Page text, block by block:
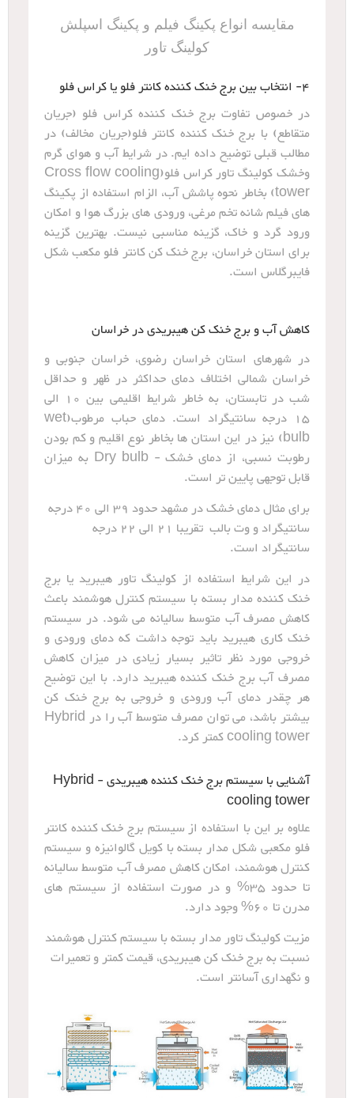
مقایسه انواع پکینگ فیلم و پکینگ اسپلش
کولینگ تاور
4- انتخاب بین برج خنک کننده کانتر فلو یا کراس فلو
در خصوص تفاوت برج خنک کننده کراس فلو (جریان
متقاطع) با برج خنک کننده کانتر فلو(جریان مخالف) در
مطالب قبلی توضیح داده ایم. در شرایط آب و هوای گرم
وخشک کولینگ تاور کراس فلو(Cross flow cooling
tower) بخاطر نحوه پاشش آب، الزام استفاده از پکینگ
های فیلم شانه تخم مرغی، ورودی های بزرگ هوا و امکان
ورود گرد و خاک، گزینه مناسبی نیست. بهترین گزینه
برای استان خراسان، برج خنک کن کانتر فلو مکعب شکل
فایبرگلاس است.
کاهش آب و برج خنک کن هیبریدی در خراسان
در شهرهای استان خراسان رضوی، خراسان جنوبی و
خراسان شمالی اختلاف دمای حداکثر در ظهر و حداقل
شب در تابستان، به خاطر شرایط اقلیمی بین 10 الی
15 درجه سانتیگراد است. دمای حباب مرطوب(wet
bulb) نیز در این استان ها بخاطر نوع اقلیم و کم بودن
رطوبت نسبی، از دمای خشک - Dry bulb به میزان
قابل توجهی پایین تر است.
برای مثال دمای خشک در مشهد حدود 39 الی 40 درجه
سانتیگراد و وت بالب تقریبا 21 الی 22 درجه
سانتیگراد است.
در این شرایط استفاده از کولینگ تاور هیبرید یا برج
خنک کننده مدار بسته با سیستم کنترل هوشمند باعث
کاهش مصرف آب متوسط سالیانه می شود. در سیستم
خنک کاری هیبرید باید توجه داشت که دمای ورودی و
خروجی مورد نظر تاثیر بسیار زیادی در میزان کاهش
مصرف آب برج خنک کننده هیبرید دارد. با این توضیح
هر چقدر دمای آب ورودی و خروجی به برج خنک کن
بیشتر باشد، می توان مصرف متوسط آب را در Hybrid
cooling tower کمتر کرد.
آشنایی با سیستم برج خنک کننده هیبریدی - Hybrid
cooling tower
علاوه بر این با استفاده از سیستم برج خنک کننده کانتر
فلو مکعبی شکل مدار بسته با کویل گالوانیزه و سیستم
کنترل هوشمند، امکان کاهش مصرف آب متوسط سالیانه
تا حدود 35% و در صورت استفاده از سیستم های
مدرن تا 60% وجود دارد.
مزیت کولینگ تاور مدار بسته با سیستم کنترل هوشمند
نسبت به برج خنک کن هیبریدی، قیمت کمتر و تعمیرات
و نگهداری آسانتر است.